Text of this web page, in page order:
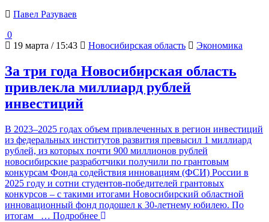
Павел Разуваев
0
19 марта / 15:43
Новосибирская область Экономика
За три года Новосибирская область
привлекла миллиард рублей
инвестиций
В 2023–2025 годах объем привлеченных в регион инвестиций
из федеральных институтов развития превысил 1 миллиард
рублей, из которых почти 900 миллионов рублей
новосибирские разработчики получили по грантовым
конкурсам Фонда содействия инновациям (ФСИ) России в
2025 году и сотни студентов-победителей грантовых
конкурсов – с такими итогами Новосибирский областной
инновационный фонд подошел к 30-летнему юбилею. По
итогам
… Подробнее